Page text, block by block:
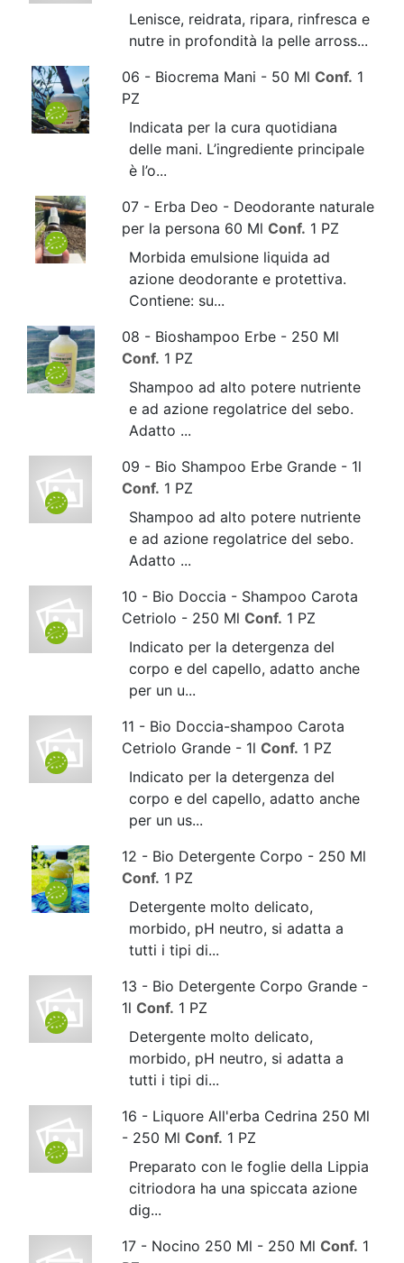
Lenisce, reidrata, ripara, rinfresca e
nutre in profondità la pelle arross...
06 - Biocrema Mani - 50 Ml Conf. 1
PZ
Indicata per la cura quotidiana
delle mani. L’ingrediente principale
è l’o...
07 - Erba Deo - Deodorante naturale
per la persona 60 Ml Conf. 1 PZ
Morbida emulsione liquida ad
azione deodorante e protettiva.
Contiene: su...
08 - Bioshampoo Erbe - 250 Ml
Conf. 1 PZ
Shampoo ad alto potere nutriente
e ad azione regolatrice del sebo.
Adatto ...
09 - Bio Shampoo Erbe Grande - 1l
Conf. 1 PZ
Shampoo ad alto potere nutriente
e ad azione regolatrice del sebo.
Adatto ...
10 - Bio Doccia - Shampoo Carota
Cetriolo - 250 Ml Conf. 1 PZ
Indicato per la detergenza del
corpo e del capello, adatto anche
per un u...
11 - Bio Doccia-shampoo Carota
Cetriolo Grande - 1l Conf. 1 PZ
Indicato per la detergenza del
corpo e del capello, adatto anche
per un us...
12 - Bio Detergente Corpo - 250 Ml
Conf. 1 PZ
Detergente molto delicato,
morbido, pH neutro, si adatta a
tutti i tipi di...
13 - Bio Detergente Corpo Grande -
1l Conf. 1 PZ
Detergente molto delicato,
morbido, pH neutro, si adatta a
tutti i tipi di...
16 - Liquore All'erba Cedrina 250 Ml
- 250 Ml Conf. 1 PZ
Preparato con le foglie della Lippia
citriodora ha una spiccata azione
dig...
17 - Nocino 250 Ml - 250 Ml Conf. 1